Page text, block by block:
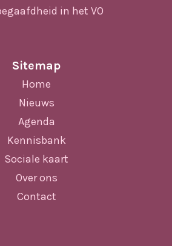
in het VO
Sitemap
Home
Nieuws
Agenda
Kennisbank
Sociale kaart
Over ons
Contact